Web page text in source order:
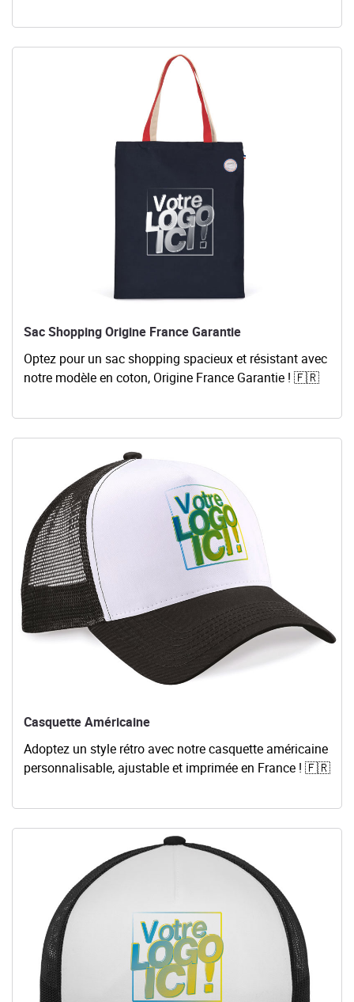
Sac Shopping Origine France Garantie
Optez pour un sac shopping spacieux et résistant avec
notre modèle en coton, Origine France Garantie ! 🇫🇷
Voir les détails Sac Shopping Origine France Garantie
Casquette Américaine
Adoptez un style rétro avec notre casquette américaine
personnalisable, ajustable et imprimée en France ! 🇫🇷
Voir les détails Casquette Américaine
Voir les détails Casquette Classic Trucker